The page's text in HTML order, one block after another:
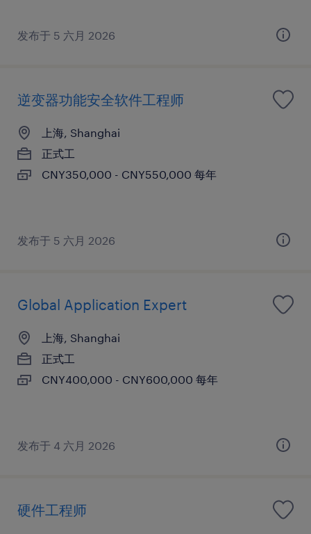
发布于 5 六月 2026
逆变器功能安全软件工程师
上海, Shanghai
正式工
CNY350,000 - CNY550,000 每年
发布于 5 六月 2026
Global Application Expert
上海, Shanghai
正式工
CNY400,000 - CNY600,000 每年
发布于 4 六月 2026
硬件工程师